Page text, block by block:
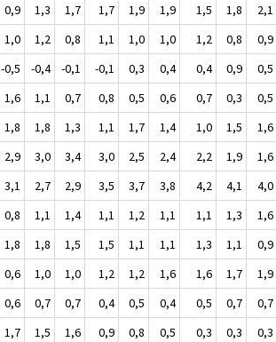
0,9 1,3 1,7 1,7 1,9 1,9 1,5 1,8
2,1
1,0 1,2 0,8 1,1 1,0 1,0 1,2 0,8
0,9
-0,5 -0,4 -0,1 -0,1 0,3 0,4 0,4 0,9
0,5
1,6 1,1 0,7 0,8 0,5 0,6 0,7 0,3
0,5
1,8 1,8 1,3 1,1 1,7 1,4 1,0 1,5
1,6
2,9 3,0 3,4 3,0 2,5 2,4 2,2 1,9
1,6
3,1 2,7 2,9 3,5 3,7 3,8 4,2 4,1
4,0
0,8 1,1 1,4 1,1 1,2 1,1 1,1 1,3
1,6
1,8 1,8 1,5 1,5 1,1 1,1 1,3 1,1
0,9
0,6 1,0 1,0 1,2 1,2 1,6 1,6 1,7
1,9
0,6 0,7 0,7 0,4 0,5 0,4 0,5 0,7
0,7
1,7 1,5 1,6 0,9 0,8 0,5 0,3 0,3
0,3